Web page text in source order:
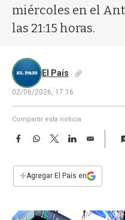
miércoles en el
las 21:15 horas.
El País
02/06/2026, 17:16
Compartir esta noticia
F
e
b
W
s
T
w
t
L
E
i
l
+Agregar El País en